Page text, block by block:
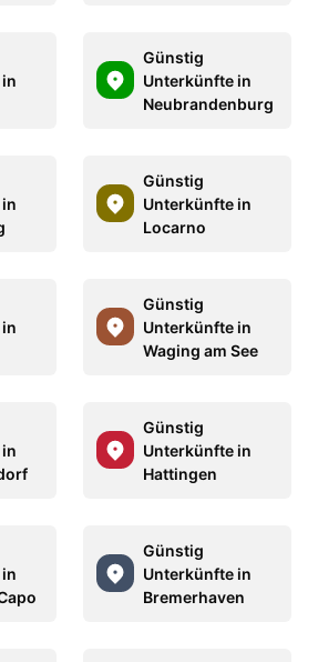
Günstig
Unterkünfte in
Neubrandenburg
Günstig
Unterkünfte in
Locarno
Günstig
Unterkünfte in
Waging am See
Günstig
Unterkünfte in
Hattingen
Günstig
Unterkünfte in
Bremerhaven